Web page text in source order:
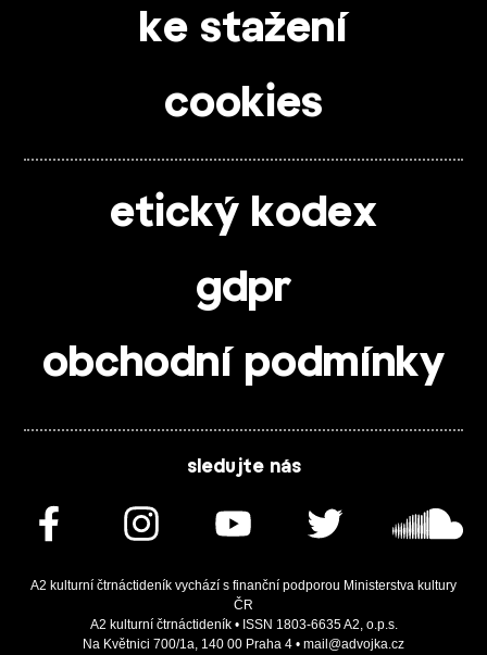
ke stažení
cookies
etický kodex
gdpr
obchodní podmínky
sledujte nás
A2 kulturní čtrnáctideník vychází s finanční podporou Ministerstva kultury
ČR
A2 kulturní čtrnáctideník • ISSN 1803-6635 A2, o.p.s.
Na Květnici 700/1a, 140 00 Praha 4 • mail@advojka.cz